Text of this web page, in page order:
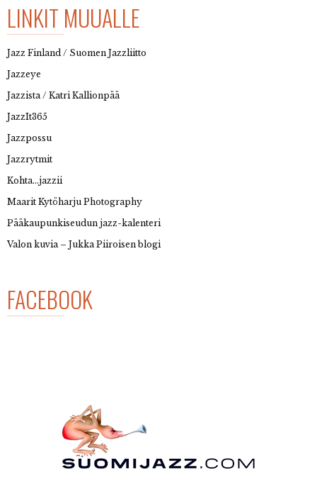
LINKIT MUUALLE
Jazz Finland / Suomen Jazzliitto
Jazzeye
Jazzista / Katri Kallionpää
JazzIt365
Jazzpossu
Jazzrytmit
Kohta…jazzii
Maarit Kytöharju Photography
Pääkaupunkiseudun jazz-kalenteri
Valon kuvia – Jukka Piiroisen blogi
FACEBOOK